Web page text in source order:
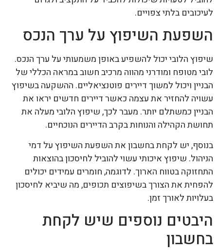
לעיכובים בלתי צפויים.
השפעת השיפוץ על ערך הנכס
שיפוץ הלובי יכול להשפיע באופן משמעותי על ערך הנכס.
לובי מטופח ומודרני מהווה מרכיב חשוב במראה הכללי של
הבניין ויכול למשוך דיירים פוטנציאליים. ההשקעה בשיפוץ
עשויה להחזיר את עצמה כאשר דיירים חדשים יראו את
הבניין כמשתלם יותר. מעבר לכך, שיפוץ הלובי מעלה את
תחושת הקהילה והנוחות בקרב הדיירים הנוכחיים.
בנוסף, יש לקחת בחשבון את השפעת השיפוץ על דמי
הניהול. שיפוץ איכותי עשוי להוביל לחיסכון בהוצאות
התחזוקה בטווח הארוך. לדוגמה, חומרים עמידים יכולים
להפחית את הצורך בשיפוצים תכופים, מה שיביא לחיסכון
בעלויות לאורך זמן.
היבטים נוספים שיש לקחת
בחשבון